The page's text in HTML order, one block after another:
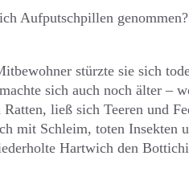
Aufputschpillen
stürzte sie sich
sich auch noch älter –
ließ sich Teeren und
mit Schleim, toten Insekten
Hartwich den